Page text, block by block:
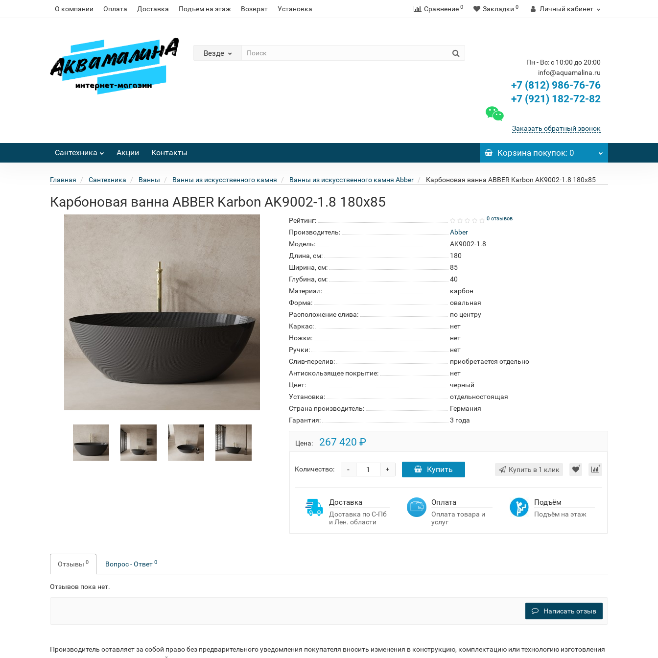
О компании Оплата Доставка Подъем на этаж Возврат Установка Сравнение 0 Закладки 0 Личный кабинет
Везде
Пн - Вс: с 10:00 до 20:00
info@aquamalina.ru
+7 (812) 986-76-76
+7 (921) 182-72-82
Заказать обратный звонок
Сантехника Акции Контакты Корзинапокупок: 0
Главная Сантехника Ванны Ванны из искусственного камня Ванны из искусственного камня Abber Карбоновая ванна ABBER Karbon AK9002-1.8 180x85
Карбоновая ванна ABBER Karbon AK9002-1.8 180x85
Рейтинг: 0 отзывов
Производитель:
Abber
Модель:
AK9002-1.8
Длина, см:
180
Ширина, см:
85
Глубина, см:
40
Материал:
карбон
Форма:
овальная
Расположение слива:
по центру
Каркас:
нет
Ножки:
нет
Ручки:
нет
Слив-перелив:
приобретается отдельно
Антискользящее покрытие:
нет
Цвет:
черный
Установка:
отдельностоящая
Страна производитель:
Германия
Гарантия:
3 года
Цена: 267 420 ₽
Количество: +
- Купить Купить в 1 клик
Доставка
Доставка по С-Пб
и Лен. области
Оплата
Оплата товара и
услуг
Подъём
Подъём на этаж
Отзывы 0 Вопрос - Ответ 0
Отзывов пока нет.
Написать отзыв
Производитель оставляет за собой право без предварительного уведомления покупателя вносить изменения в конструкцию, комплектацию или технологию изготовления